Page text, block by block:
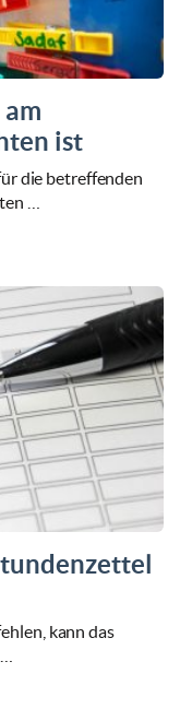
ist
die betreffenden
…
kann das